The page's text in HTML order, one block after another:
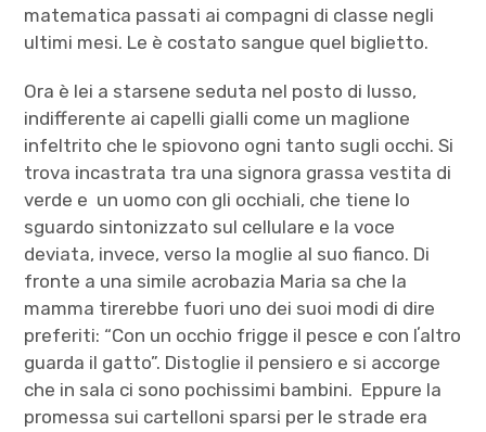
matematica passati ai compagni di classe negli
ultimi mesi. Le è costato sangue quel biglietto.
Ora è lei a starsene seduta nel posto di lusso,
indifferente ai capelli gialli come un maglione
infeltrito che le spiovono ogni tanto sugli occhi. Si
trova incastrata tra una signora grassa vestita di
verde e un uomo con gli occhiali, che tiene lo
sguardo sintonizzato sul cellulare e la voce
deviata, invece, verso la moglie al suo fianco. Di
fronte a una simile acrobazia Maria sa che la
mamma tirerebbe fuori uno dei suoi modi di dire
preferiti: “Con un occhio frigge il pesce e con lʼaltro
guarda il gatto”. Distoglie il pensiero e si accorge
che in sala ci sono pochissimi bambini. Eppure la
promessa sui cartelloni sparsi per le strade era